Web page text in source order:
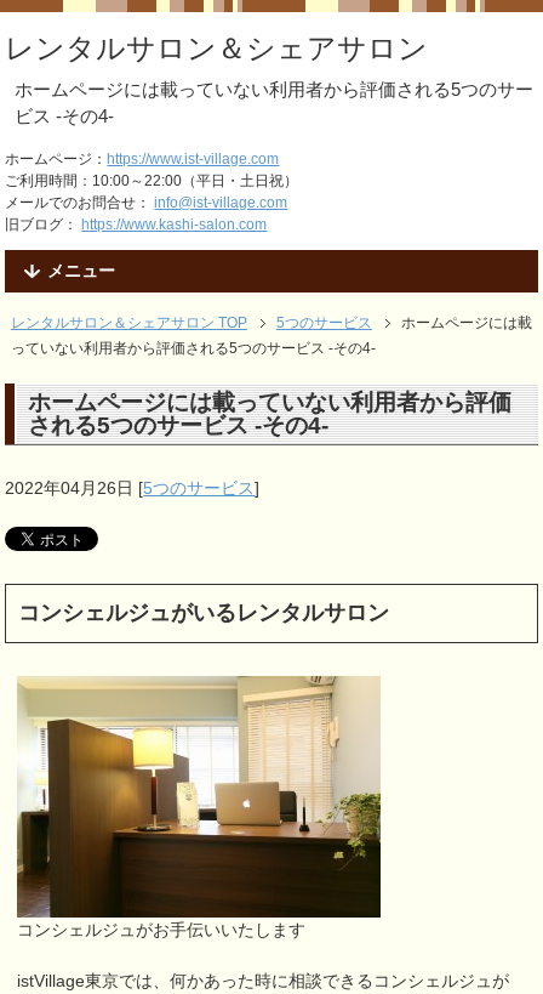
レンタルサロン＆シェアサロン
ホームページには載っていない利用者から評価される5つのサー
ビス -その4-
ホームページ：https://www.ist-village.com
ご利用時間：10:00～22:00（平日・土日祝）
メールでのお問合せ：info@ist-village.com
旧ブログ：https://www.kashi-salon.com
メニュー
レンタルサロン＆シェアサロン TOP 5つのサービス
ホームページには載
っていない利用者から評価される5つのサービス -その4-
ホームページには載っていない利用者から評価
される5つのサービス -その4-
2022年04月26日 [5つのサービス]
コンシェルジュがいるレンタルサロン
コンシェルジュがお手伝いいたします
istVillage東京では、何かあった時に相談できるコンシェルジュが